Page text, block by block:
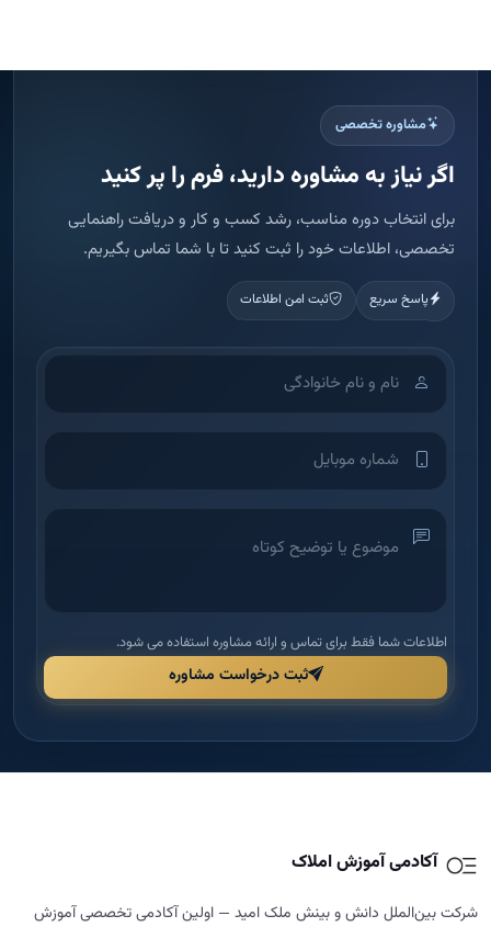
مشاوره تخصصی
اگر نیاز به مشاوره دارید، فرم را پر کنید
برای انتخاب دوره مناسب، رشد کسب و کار و دریافت راهنمایی
تخصصی، اطلاعات خود را ثبت کنید تا با شما تماس بگیریم.
پاسخ سریع ثبت امن اطلاعات
اطلاعات شما فقط برای تماس و ارائه مشاوره استفاده می شود.
ثبت درخواست مشاوره
آکادمی آموزش املاک
شرکت بین‌الملل دانش و بینش ملک امید — اولین آکادمی تخصصی آموزش